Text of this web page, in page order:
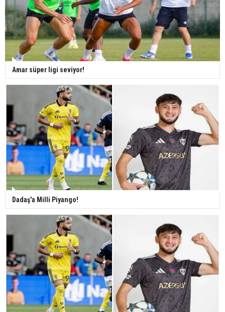
Amar süper ligi seviyor!
Dadaş'a Milli Piyango!